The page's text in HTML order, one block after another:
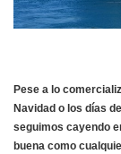
Pese a lo
Navidad o los días
seguimos cayendo
buena como